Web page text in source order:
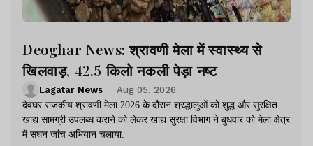
Deoghar News: श्रावणी मेला में स्वास्थ्य से
खिलवाड़, 42.5 किलो नकली पेड़ा नष्ट
Lagatar News
Aug 05, 2026
देवघर राजकीय श्रावणी मेला 2026 के दौरान श्रद्धालुओं को शुद्ध और सुरक्षित
खाद्य सामग्री उपलब्ध कराने को लेकर खाद्य सुरक्षा विभाग ने बुधवार को मेला क्षेत्र
में सघन जांच अभियान चलाया.